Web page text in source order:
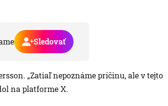
Sledovať
„Zatiaľ nepoznáme príčinu, ale v tejto
na platforme X.